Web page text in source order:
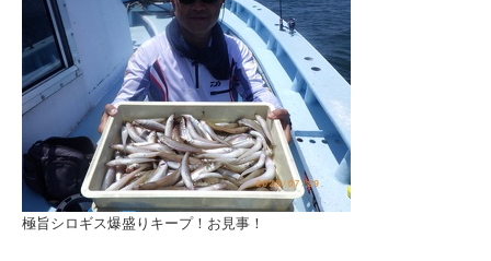
極旨シロギス爆盛りキープ！お見事！